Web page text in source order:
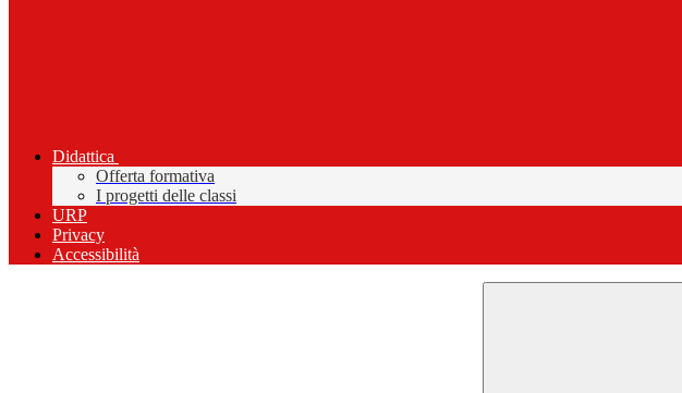
Didattica
Offerta formativa
I progetti delle classi
URP
Privacy
Accessibilità